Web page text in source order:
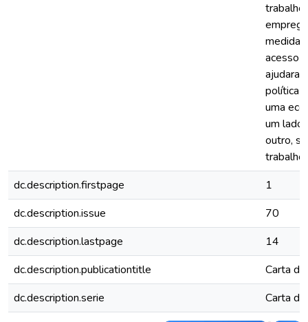
trabalho
acesso
política
uma
um
outro,
trabalho
dc.description.firstpage
1
dc.description.issue
70
dc.description.lastpage
14
dc.description.publicationtitle
Carta
dc.description.serie
Carta